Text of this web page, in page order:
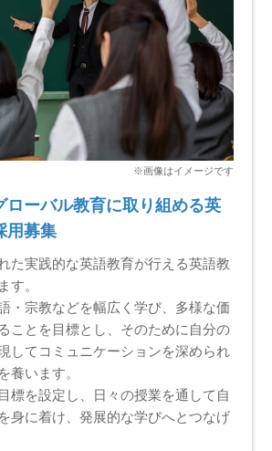
ローバル教育に取り組める英
用募集
た実践的な英語教育が行える英語教
す。
・宗教などを幅広く学び、多様な価
ことを目標とし、そのために自分の
してコミュニケーションを深められ
養います。
標を設定し、日々の授業を通して自
身に着け、発展的な学びへとつなげ